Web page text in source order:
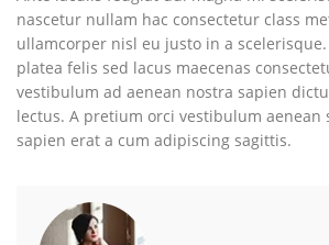
nascetur nullam hac consectetur class
ullamcorper nisl eu justo in a scelerisque.
platea felis sed lacus maecenas
vestibulum ad aenean nostra sapien
lectus. A pretium orci vestibulum aenean
sapien erat a cum adipiscing sagittis.